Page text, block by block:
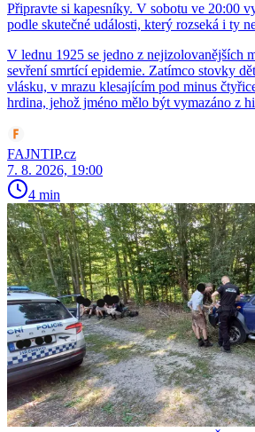
Připravte si kapesníky. V sobotu ve 20:00
podle skutečné události, který rozseká i ty
V lednu 1925 se jedno z nejizolovanějších
sevření smrtící epidemie. Zatímco stovky
vlásku, v mrazu klesajícím pod minus
hrdina, jehož jméno mělo být vymazáno z
FAJNTIP.cz
7. 8. 2026, 19:00
4 min